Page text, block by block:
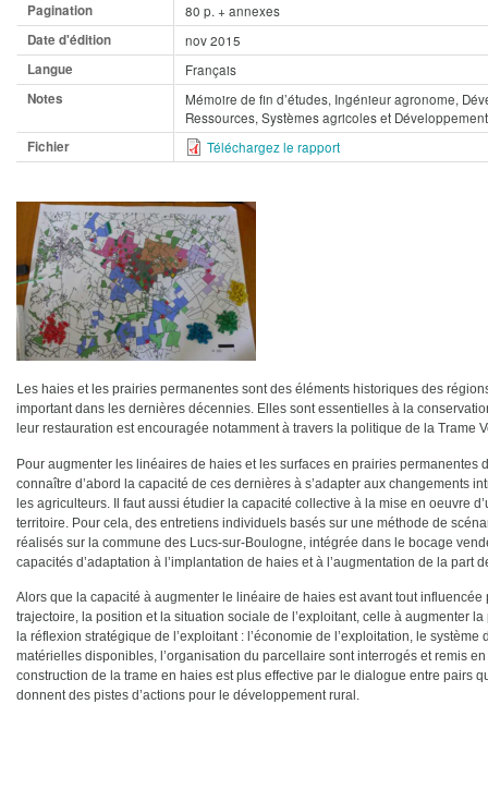
Pagination
80 p. + annexes
Date d'édition
nov 2015
Langue
Français
Notes
Mémoire de fin d’études, Ingénieur agronome,
Ressources, Systèmes agricoles et
Fichier
Téléchargez le rapport
Les haies et les prairies permanentes sont des éléments historiques des
important dans les dernières décennies. Elles sont essentielles à la
leur restauration est encouragée notamment à travers la politique de la Trame
Pour augmenter les linéaires de haies et les surfaces en prairies permanentes
connaître d’abord la capacité de ces dernières à s’adapter aux changements
les agriculteurs. Il faut aussi étudier la capacité collective à la mise en oeuvre
territoire. Pour cela, des entretiens individuels basés sur une méthode de
réalisés sur la commune des Lucs-sur-Boulogne, intégrée dans le bocage
capacités d’adaptation à l’implantation de haies et à l’augmentation de la part
Alors que la capacité à augmenter le linéaire de haies est avant tout
trajectoire, la position et la situation sociale de l’exploitant, celle à augmenter
la réflexion stratégique de l’exploitant : l’économie de l’exploitation, le
matérielles disponibles, l’organisation du parcellaire sont interrogés et remis
construction de la trame en haies est plus effective par le dialogue entre pairs
donnent des pistes d’actions pour le développement rural.